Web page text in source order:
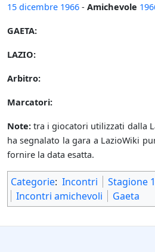
15 dicembre 1966 - Amichevole
GAETA:
LAZIO:
Arbitro:
Marcatori:
Note: tra i giocatori utilizzati dalla
ha segnalato la gara a LazioWiki
fornire la data esatta.
Categorie: Incontri
Stagione
Incontri amichevoli
Gaeta